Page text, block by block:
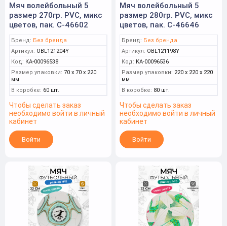
Мяч волейбольный 5
размер 270гр. PVC, микс
цветов, пак. C-46602
Бренд: Без бренда
Артикул: OBL121204Y
Код: КА-00096538
Размер упаковки: 70 x 70 x 220
мм
В коробке: 60 шт.
Чтобы сделать заказ
необходимо войти в личный
кабинет
Войти
Мяч волейбольный 5
размер 280гр. PVC, микс
цветов, пак. C-46646
Бренд: Без бренда
Артикул: OBL121198Y
Код: КА-00096536
Размер упаковки: 220 x 220 x 220
мм
В коробке: 80 шт.
Чтобы сделать заказ
необходимо войти в личный
кабинет
Войти